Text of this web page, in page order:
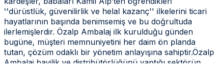
''dürüstlük, güvenilirlik ve helal kazanç'' ilkelerini ticari
hayatlarının başında benimsemiş ve bu doğrultuda
ilerlemişlerdir. Özalp Ambalaj ilk kurulduğu günden
bugüne, müşteri memnuniyetini her daim ön planda
tutan, çözüm odaklı bir yönetim anlayışına sahiptir.Özalp
Ambalaj bayilik ve distribütörlüğünü yaptığı sektörün